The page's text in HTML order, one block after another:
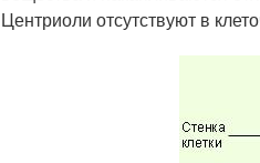
Центриоли отсутствуют в